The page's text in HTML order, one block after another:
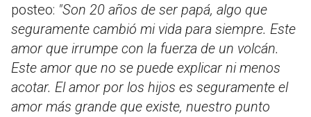
posteo: "Son 20 años de ser papá, algo que
seguramente cambió mi vida para siempre. Este
amor que irrumpe con la fuerza de un volcán.
Este amor que no se puede explicar ni menos
acotar. El amor por los hijos es seguramente el
amor más grande que existe, nuestro punto